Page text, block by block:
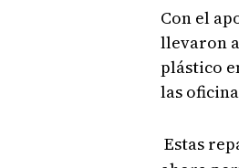
Con el
llevaron
plástico
las
Estas